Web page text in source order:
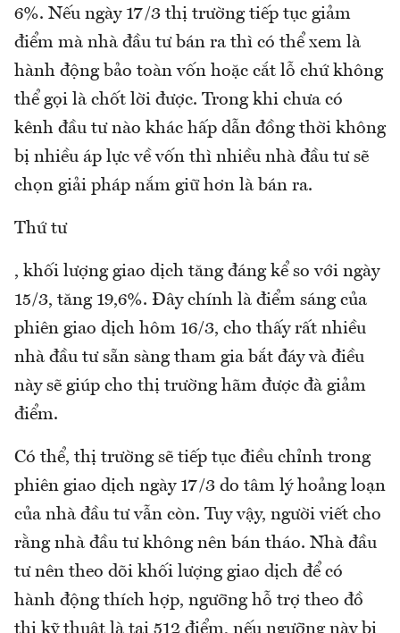
6%. Nếu ngày 17/3 thị trường tiếp tục giảm
điểm mà nhà đầu tư bán ra thì có thể xem là
hành động bảo toàn vốn hoặc cắt lỗ chứ không
thể gọi là chốt lời được. Trong khi chưa có
kênh đầu tư nào khác hấp dẫn đồng thời không
bị nhiều áp lực về vốn thì nhiều nhà đầu tư sẽ
chọn giải pháp nắm giữ hơn là bán ra.
Thứ tư
, khối lượng giao dịch tăng đáng kể so với ngày
15/3, tăng 19,6%. Đây chính là điểm sáng của
phiên giao dịch hôm 16/3, cho thấy rất nhiều
nhà đầu tư sẵn sàng tham gia bắt đáy và điều
này sẽ giúp cho thị trường hãm được đà giảm
điểm.
Có thể, thị trường sẽ tiếp tục điều chỉnh trong
phiên giao dịch ngày 17/3 do tâm lý hoảng loạn
của nhà đầu tư vẫn còn. Tuy vậy, người viết cho
rằng nhà đầu tư không nên bán tháo. Nhà đầu
tư nên theo dõi khối lượng giao dịch để có
hành động thích hợp, ngưỡng hỗ trợ theo đồ
thị kỹ thuật là tại 512 điểm, nếu ngưỡng này bị